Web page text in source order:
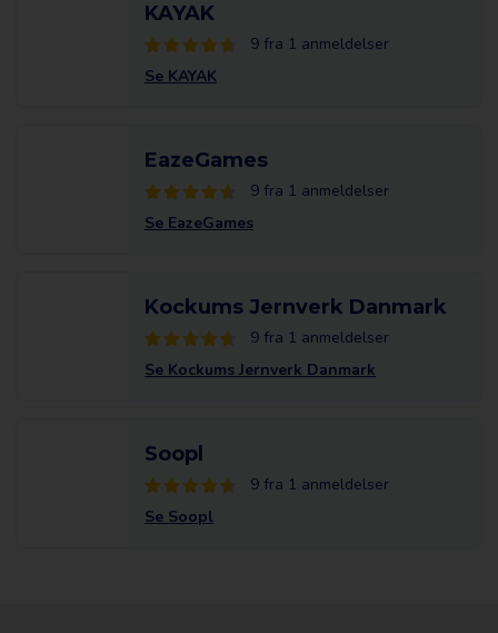
KAYAK
9 fra 1 anmeldelser
Se KAYAK
EazeGames
9 fra 1 anmeldelser
Se EazeGames
Kockums Jernverk Danmark
9 fra 1 anmeldelser
Se Kockums Jernverk Danmark
Soopl
9 fra 1 anmeldelser
Se Soopl